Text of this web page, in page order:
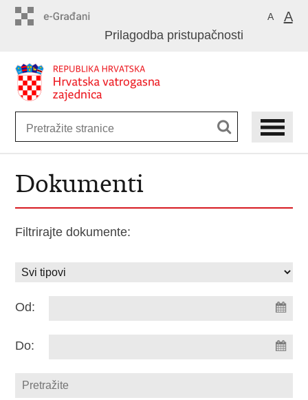
sadržaj
A A
Prilagodba pristupačnosti
Dokumenti
Filtrirajte dokumente:
Od:
Do: